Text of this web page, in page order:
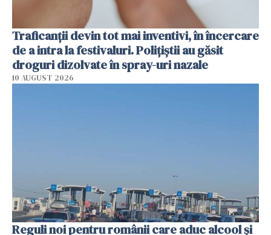
Traficanții devin tot mai inventivi, în încercare
de a intra la festivaluri. Polițiștii au găsit
droguri dizolvate în spray-uri nazale
10 AUGUST 2026
Reguli noi pentru românii care aduc alcool și